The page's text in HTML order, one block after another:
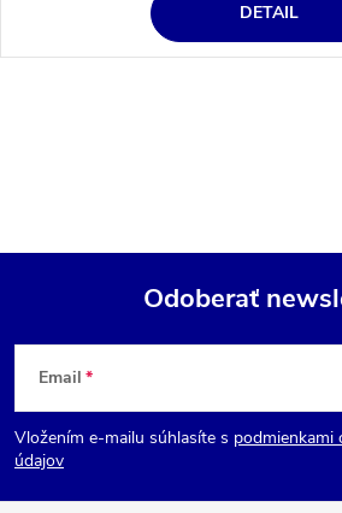
DETAIL
Z
p
t
Odoberať
Email
Vložením e-mailu súhlasíte s podmienkami
údajov